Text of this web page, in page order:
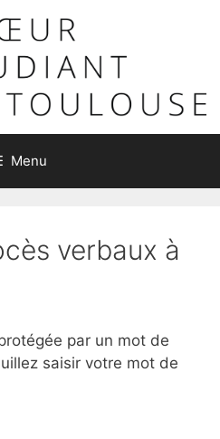
Menu
verbaux à
par un mot de
saisir votre mot de